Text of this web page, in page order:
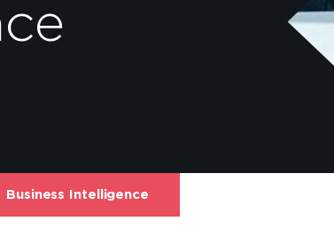
Business Intelligence